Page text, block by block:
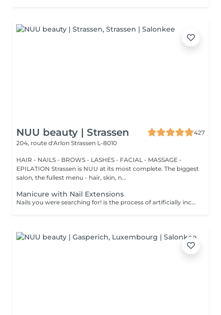
NUU beauty | Strassen
427
204, route d'Arlon Strassen L-8010
HAIR - NAILS - BROWS - LASHES - FACIAL - MASSAGE -
EPILATION Strassen is NUU at its most complete. The biggest
salon, the fullest menu - hair, skin, n...
Manicure with Nail Extensions
Nails you were searching for! is the process of artificially increasing the length of the nail using polygel material in order to correct the defects of the natural nail delamination and weakness of the nail plate. Our masters do edged, hardware, or combined manicure. How is polygel extension done? - removal of an old semi-permanent (if needed) - rough skin is removed - the shape of the nail plate is corrected - the cuticle and side ridges are corrected - polygel is applied - semi-permanent (gel) polish is applied - cuticle oil and hand cream are applied Age restrictions: recommended to do from 16 years. Post procedure recommendations: there are no post recommendations for this procedure. Frequency: once in 3 weeks.